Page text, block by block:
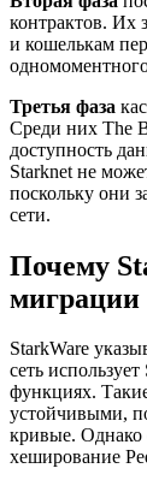
контрактов.
и кошелькам
Третья фаза
Среди них The
доступность
Starknet не
поскольку они
сети.
Почему
миграции
StarkWare
сеть
функциях.
устойчивыми,
кривые. Однако
хеширование